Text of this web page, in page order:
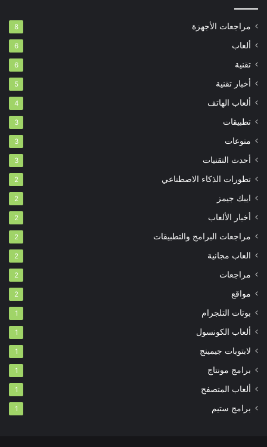
مراجعات الأجهزة 8
ألعاب 6
تقنية 6
أخبار تقنية 5
ألعاب الهاتف 4
تطبيقات 3
منوعات 3
أحدث التقنيات 3
تطورات الذكاء الاصطناعي 2
ايبك جيمز 2
أخبار الألعاب 2
مراجعات البرامج والتطبيقات 2
العاب مجانية 2
مراجعات 2
مواقع 2
بوتات التلجرام 1
ألعاب الكونسول 1
لابتوبات جيمينج 1
برامج مونتاج 1
ألعاب المتصفح 1
برامج ستيم 1